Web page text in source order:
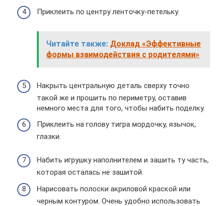
Приклеить по центру ленточку-петельку.
Читайте также: Доклад «Эффективные
формы взаимодействия с родителями»
Накрыть центральную деталь сверху точно
такой же и прошить по периметру, оставив
немного места для того, чтобы набить поделку.
Приклеить на голову тигра мордочку, язычок,
глазки.
Набить игрушку наполнителем и зашить ту часть,
которая осталась не зашитой.
Нарисовать полоски акриловой краской или
черным контуром. Очень удобно использовать